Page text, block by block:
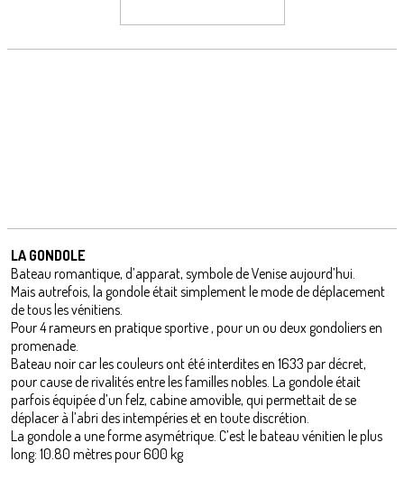
LA GONDOLE
Bateau romantique, d’apparat, symbole de Venise aujourd’hui.
Mais autrefois, la gondole était simplement le mode de déplacement
de tous les vénitiens.
Pour 4 rameurs en pratique sportive , pour un ou deux gondoliers en
promenade.
Bateau noir car les couleurs ont été interdites en 1633 par décret,
pour cause de rivalités entre les familles nobles. La gondole était
parfois équipée d’un felz, cabine amovible, qui permettait de se
déplacer à l’abri des intempéries et en toute discrétion.
La gondole a une forme asymétrique. C’est le bateau vénitien le plus
long: 10.80 mètres pour 600 kg